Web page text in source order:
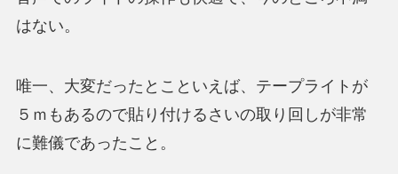
はない。
唯一、大変だったとこといえば、テープライトが
５ｍもあるので貼り付けるさいの取り回しが非常
に難儀であったこと。